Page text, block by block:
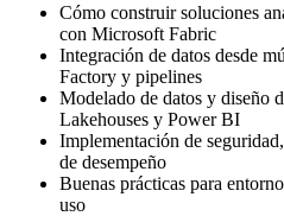
Cómo construir soluciones
con Microsoft Fabric
Integración de datos desde
Factory y pipelines
Modelado de datos y diseño
Lakehouses y Power BI
Implementación de
de desempeño
Buenas prácticas para
uso